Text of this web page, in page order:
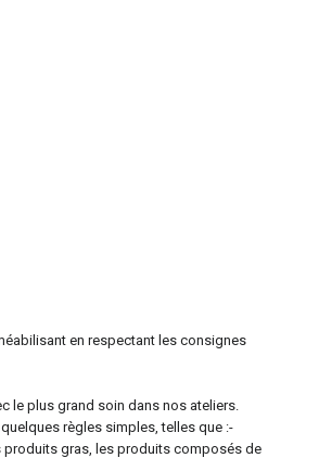
en respectant les consignes
le plus grand soin dans nos ateliers.
règles simples, telles que :-
produits gras, les produits composés de